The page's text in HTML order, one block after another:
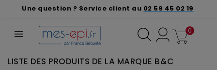
Une question ? Service client au 02 59 45 02 19
0
LISTE DES PRODUITS DE LA MARQUE B&C